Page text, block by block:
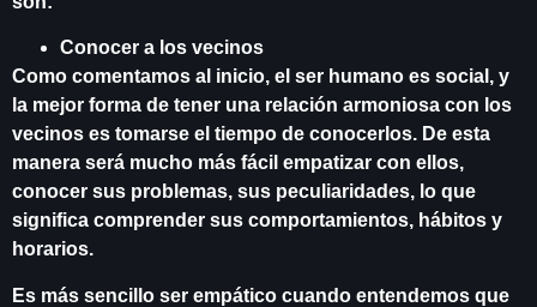
Conocer a los vecinos
Como comentamos al inicio, el ser humano es social, y
la mejor forma de tener una relación armoniosa con los
vecinos es tomarse el tiempo de conocerlos. De esta
manera será mucho más fácil empatizar con ellos,
conocer sus problemas, sus peculiaridades, lo que
significa comprender sus comportamientos, hábitos y
horarios.
Es más sencillo ser empático cuando entendemos que